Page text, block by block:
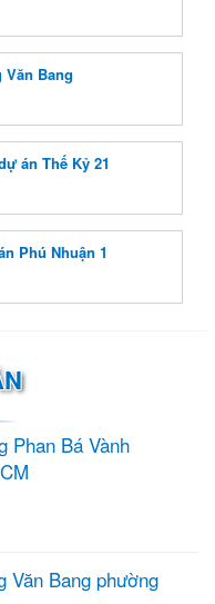
Văn Bang
án Thế Kỷ 21
Phú Nhuận 1
Phan Bá Vành
Văn Bang phường